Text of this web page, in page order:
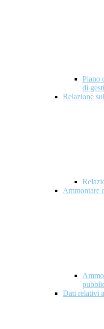
Piano
di
Relazione
Ammontare
Dati relativi